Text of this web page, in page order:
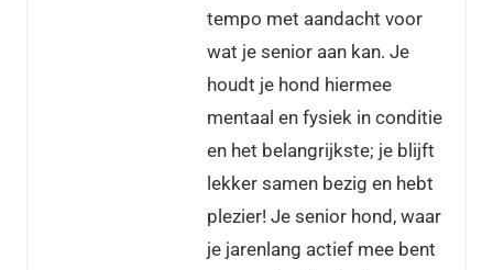
tempo met aandacht voor
wat je senior aan kan. Je
houdt je hond hiermee
mentaal en fysiek in conditie
en het belangrijkste; je blijft
lekker samen bezig en hebt
plezier! Je senior hond, waar
je jarenlang actief mee bent